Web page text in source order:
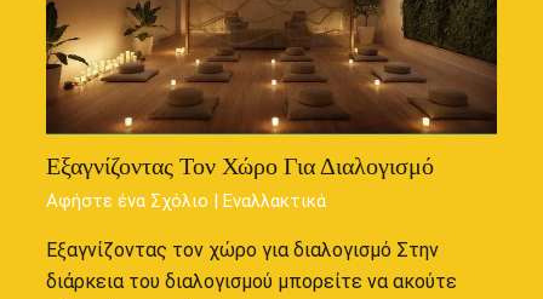
Εξαγνίζοντας Τον Χώρο Για Διαλογισμό
Αφήστε ένα Σχόλιο Εναλλακτικά
Εξαγνίζοντας τον χώρο για διαλογισμό Στην
διάρκεια του διαλογισμού μπορείτε να ακούτε